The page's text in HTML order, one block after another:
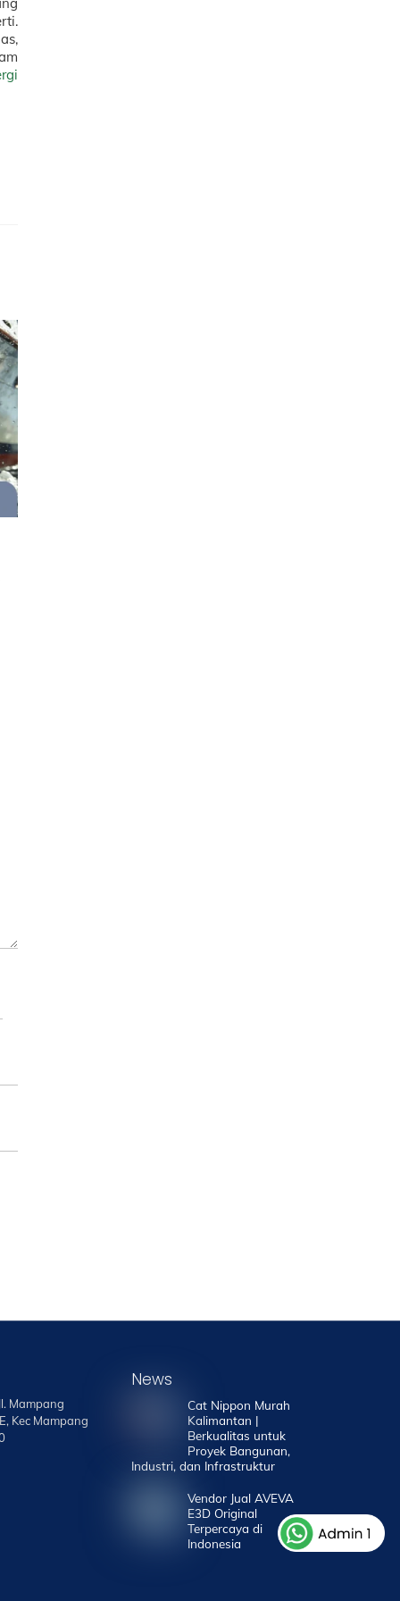
Mampang
Kec Mampang
News
Cat Nippon Murah
Kalimantan |
Berkualitas untuk
Proyek Bangunan,
Industri, dan Infrastruktur
Vendor Jual AVEVA
E3D Original
Terpercaya di
Indonesia